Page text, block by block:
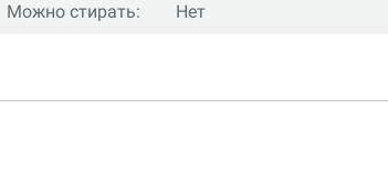
Можно стирать: Нет